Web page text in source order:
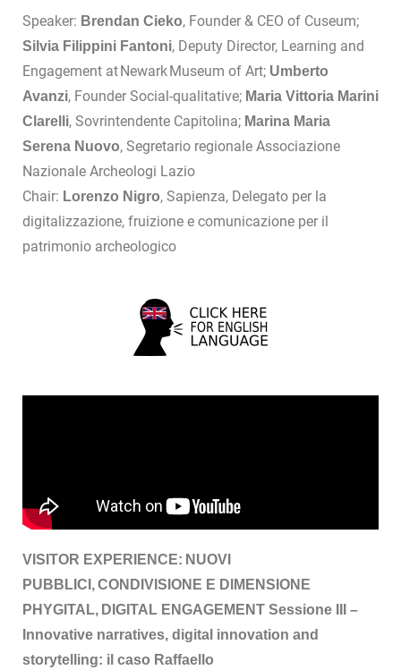
Speaker: Brendan Cieko, Founder & CEO of Cuseum;
Silvia Filippini Fantoni, Deputy Director, Learning and
Engagement at Newark Museum of Art; Umberto
Avanzi, Founder Social-qualitative; Maria Vittoria Marini
Clarelli, Sovrintendente Capitolina; Marina Maria
Serena Nuovo, Segretario regionale Associazione
Nazionale Archeologi Lazio
Chair: Lorenzo Nigro, Sapienza, Delegato per la
digitalizzazione, fruizione e comunicazione per il
patrimonio archeologico
VISITOR EXPERIENCE: NUOVI
PUBBLICI, CONDIVISIONE E DIMENSIONE
PHYGITAL, DIGITAL ENGAGEMENT Sessione III –
Innovative narratives, digital innovation and
storytelling: il caso Raffaello